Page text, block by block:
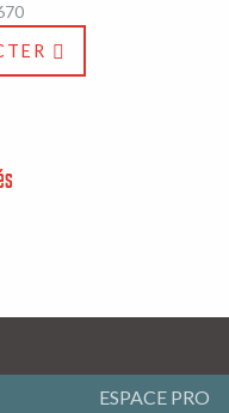
ESPACE PRO